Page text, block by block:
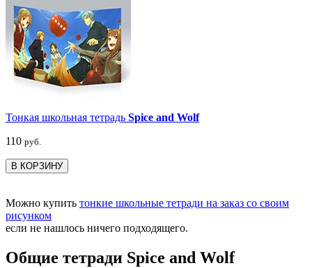
Тонкая школьная тетрадь Spice and Wolf
110 руб.
В КОРЗИНУ
Можно купить тонкие школьные тетради на заказ со своим
рисунком
если не нашлось ничего подходящего.
Общие тетради Spice and Wolf